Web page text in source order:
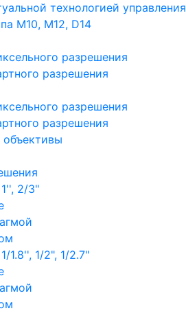
технологией управления
M10, M12, D14
разрешения
разрешения
разрешения
разрешения
2/3"
1.8'', 1/2", 1/2.7"